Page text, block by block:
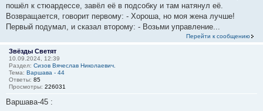
пошёл к стюардессе, завёл её в подсобку и там натянул её.
Возвращается, говорит первому: - Хороша, но моя жена лучше!
Первый подумал, и сказал второму: - Возьми управление...
Перейти к сообщению
Звёзды Светят
10.09.2024, 12:39
Раздел: Сизов Вячеслав Николаевич.
Тема: Варшава - 44
Ответы: 85
Просмотры: 226031
Варшава-45 :